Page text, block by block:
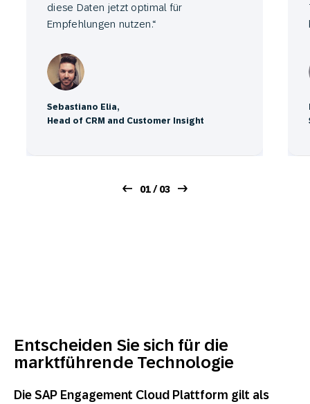
diese Daten jetzt optimal für
Empfehlungen nutzen.“
Sebastiano Elia,
Head of CRM and Customer Insight
01 / 03
Entscheiden Sie sich für die
marktführende Technologie
Die SAP Engagement Cloud Plattform gilt als